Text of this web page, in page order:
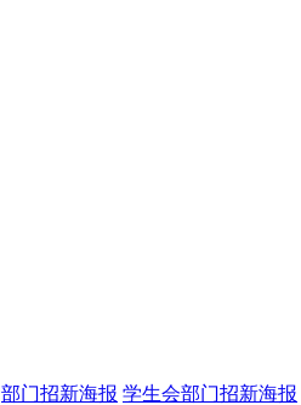
部门招新海报 学生会部门招新海报